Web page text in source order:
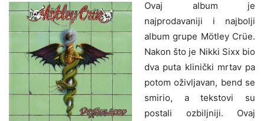
Ovaj album je
najprodavaniji i najbolji
album grupe Mötley Crüe.
Nakon što je Nikki Sixx bio
dva puta klinički mrtav pa
potom oživljavan, bend se
smirio, a tekstovi su
postali ozbiljniji. Ovaj